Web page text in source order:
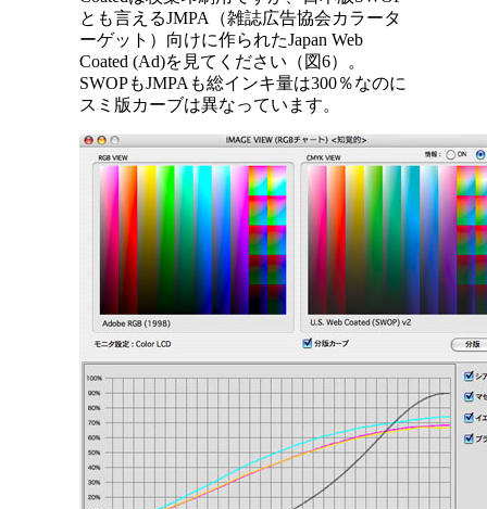
とも言えるJMPA（雑誌広告協会カラータ
ーゲット）向けに作られたJapan Web
Coated (Ad)を見てください（図6）。
SWOPもJMPAも総インキ量は300％なのに
スミ版カーブは異なっています。